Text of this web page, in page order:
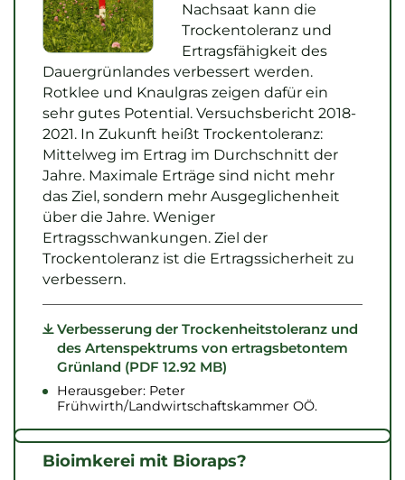
Nachsaat kann die
Trockentoleranz und
Ertragsfähigkeit des
Dauergrünlandes verbessert werden.
Rotklee und Knaulgras zeigen dafür ein
sehr gutes Potential. Versuchsbericht 2018-
2021. In Zukunft heißt Trockentoleranz:
Mittelweg im Ertrag im Durchschnitt der
Jahre. Maximale Erträge sind nicht mehr
das Ziel, sondern mehr Ausgeglichenheit
über die Jahre. Weniger
Ertragsschwankungen. Ziel der
Trockentoleranz ist die Ertragssicherheit zu
verbessern.
Verbesserung der Trockenheitstoleranz und
des Artenspektrums von ertragsbetontem
Grünland (PDF 12.92 MB)
Herausgeber: Peter
Frühwirth/Landwirtschaftskammer OÖ.
Bioimkerei mit Bioraps?